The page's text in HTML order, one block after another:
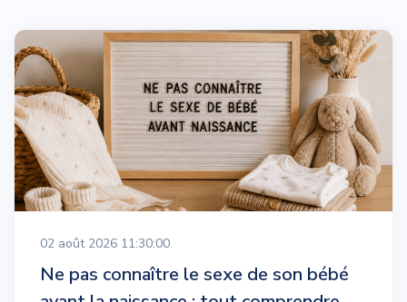
02 août 2026 11:30:00
Ne pas connaître le sexe de son bébé